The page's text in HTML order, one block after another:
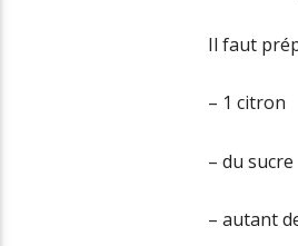
Il faut
– 1 citron
– du sucre
– autant